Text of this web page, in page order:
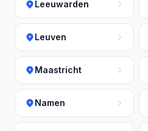
Leeuwarden
Leuven
Maastricht
Namen